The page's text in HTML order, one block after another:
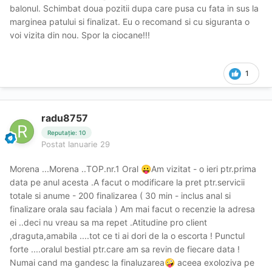
balonul. Schimbat doua pozitii dupa care pusa cu fata in sus la
marginea patului si finalizat. Eu o recomand si cu siguranta o
voi vizita din nou. Spor la ciocane!!!
1
radu8757
Reputație: 10
Postat Ianuarie 29
Morena ...Morena ..TOP.nr.1 Oral 😛Am vizitat - o ieri ptr.prima
data pe anul acesta .A facut o modificare la pret ptr.servicii
totale si anume - 200 finalizarea ( 30 min - inclus anal si
finalizare orala sau faciala ) Am mai facut o recenzie la adresa
ei ..deci nu vreau sa ma repet .Atitudine pro client
,draguta,amabila ....tot ce ti ai dori de la o escorta ! Punctul
forte ....oralul bestial ptr.care am sa revin de fiecare data !
Numai cand ma gandesc la finaluzarea🤪 aceea exoloziva pe